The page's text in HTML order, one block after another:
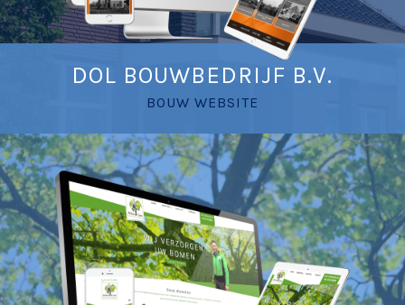
DOL BOUWBEDRIJF B.V.
BOUW WEBSITE